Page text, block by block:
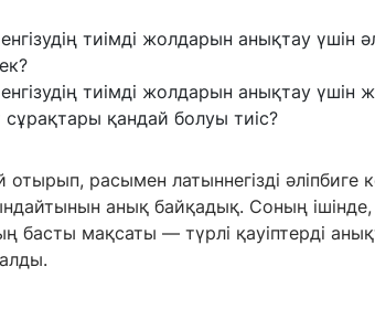
тиімді жолдарын анықтау үшін
тиімді жолдарын анықтау үшін
қандай болуы тиіс?
расымен латыннегізді әліпбиге
анық байқадық. Соның ішінде,
басты мақсаты — түрлі қауіптерді